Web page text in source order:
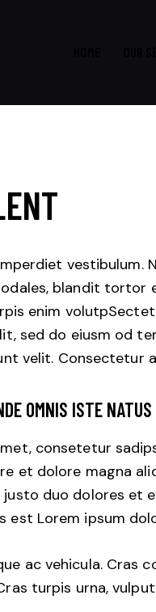
vestibulum.
blandit tortor
enim
sed do eiusm od
velit. Consectetur
OMNIS ISTE
consetetur
et dolore magna
duo dolores et
est Lorem ipsum
ac vehicula. Cras
turpis urna,